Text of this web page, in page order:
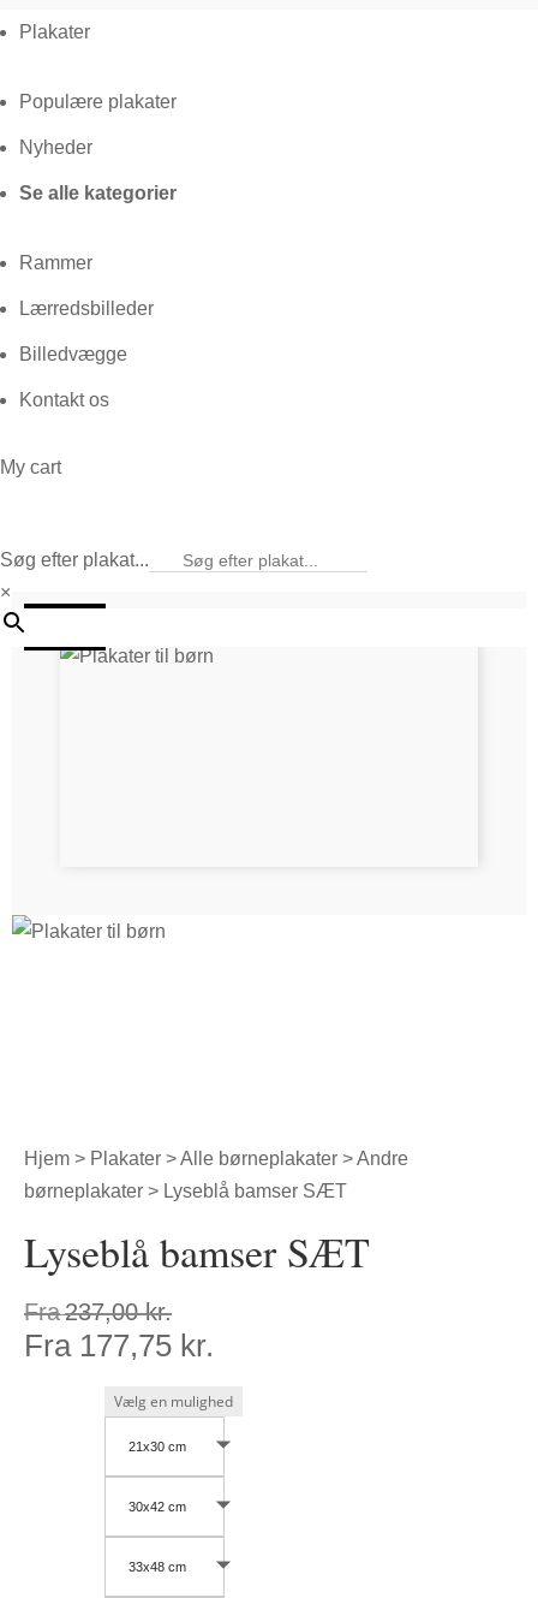
Plakater
Populære plakater
Nyheder
Se alle kategorier
Rammer
Lærredsbilleder
Billedvægge
Kontakt os
My cart
Søg efter plakat...
×
Hjem > Plakater >Alle børneplakater >Andre
børneplakater > Lyseblå bamser SÆT
Lyseblå bamser SÆT
Fra237,00kr.
Fra 177,75 kr.
21x30 cm
30x42 cm
33x48 cm